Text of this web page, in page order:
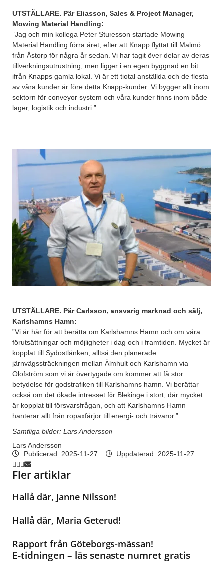
UTSTÄLLARE. Pär Eliasson, Sales & Project Manager,
Mowing Material Handling:
”Jag och min kollega Peter Sturesson startade Mowing
Material Handling förra året, efter att Knapp flyttat till Malmö
från Åstorp för några år sedan. Vi har tagit över delar av deras
tillverkningsutrustning, men ligger i en egen byggnad en bit
ifrån Knapps gamla lokal. Vi är ett tiotal anställda och de flesta
av våra kunder är före detta Knapp-kunder. Vi bygger allt inom
sektorn för conveyor system och våra kunder finns inom både
lager, logistik och industri.”
UTSTÄLLARE. Pär Carlsson, ansvarig marknad och sälj,
Karlshamns Hamn:
”Vi är här för att berätta om Karlshamns Hamn och om våra
förutsättningar och möjligheter i dag och i framtiden. Mycket är
kopplat till Sydostlänken, alltså den planerade
järnvägssträckningen mellan Älmhult och Karlshamn via
Olofström som vi är övertygade om kommer att få stor
betydelse för godstrafiken till Karlshamns hamn. Vi berättar
också om det ökade intresset för Blekinge i stort, där mycket
är kopplat till försvarsfrågan, och att Karlshamns Hamn
hanterar allt från ropaxfärjor till energi- och trävaror.”
Samtliga bilder: Lars Andersson
Lars Andersson
Publicerad: 2025-11-27 Uppdaterad: 2025-11-27
Fler artiklar
Hallå där, Janne Nilsson!
Hallå där, Maria Geterud!
Rapport från Göteborgs-mässan!
E-tidningen – läs senaste numret gratis